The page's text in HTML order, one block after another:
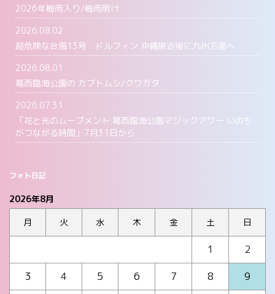
2026年梅雨入り/梅雨明け
2026.08.02
超危険な台風13号 ドルフィン 沖縄接近後に九州方面へ
2026.08.01
葛西臨海公園の カブトムシ/クワガタ
2026.07.31
「花と光のムーブメント 葛西臨海公園マジックアワー いのち
がつながる時間」7月31日から
フォト日記
2026年8月
月
火 水 木 金 土 日
1
2
3
4 5 6 7 8
9